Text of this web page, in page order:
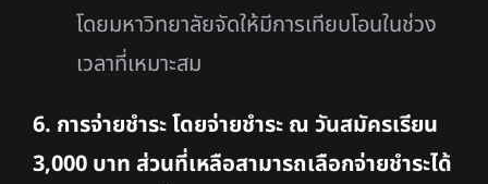
โดยมหาวิทยาลัยจัดให้มีการเทียบโอนในช่วง
เวลาที่เหมาะสม
6. การจ่ายชำระ โดยจ่ายชำระ ณ วันสมัครเรียน
3,000 บาท ส่วนที่เหลือสามารถเลือกจ่ายชำระได้